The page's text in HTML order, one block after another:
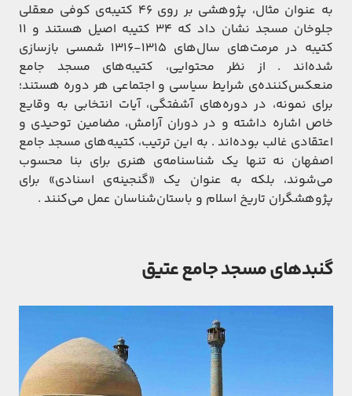
به عنوان مثال، پژوهشی بر روی ۴۶ کتیبه‌ی کوفی معقلی
جلوخان مسجد نشان داد که ۳۴ کتیبه اصیل هستند و ۱۱
کتیبه در مرمت‌های سال‌های ۱۳۱۵-۱۳۱۶ شمسی بازسازی
شده‌اند . از نظر محتوایی، کتیبه‌های مسجد جامع
منعکس‌کننده‌ی شرایط سیاسی و اجتماعی هر دوره هستند؛
برای نمونه، در دوره‌های آشفتگی، آیات انتخابی به وقایع
خاص اشاره داشته و در دوران آرامش، مضامین توحیدی و
اعتقادی غالب بوده‌اند . به این ترتیب، کتیبه‌های مسجد جامع
اصفهان نه تنها یک شناسنامه‌ی هنری برای بنا محسوب
می‌شوند، بلکه به عنوان یک «گنجینه‌ی اسنادی» برای
پژوهشگران تاریخ اسلام و باستان‌شناسان عمل می‌کنند .
گنبدهای مسجد جامع عتیق